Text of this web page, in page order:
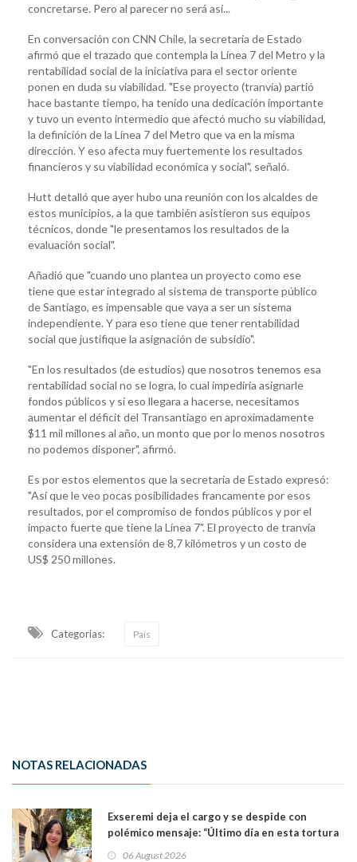
concretarse. Pero al parecer no será así...
En conversación con CNN Chile, la secretaria de Estado
afirmó que el trazado que contempla la Línea 7 del Metro y la
rentabilidad social de la iniciativa para el sector oriente
ponen en duda su viabilidad. "Ese proyecto (tranvía) partió
hace bastante tiempo, ha tenido una dedicación importante
y tuvo un evento intermedio que afectó mucho su viabilidad,
la definición de la Línea 7 del Metro que va en la misma
dirección. Y eso afecta muy fuertemente los resultados
financieros y su viabilidad económica y social", señaló.
Hutt detalló que ayer hubo una reunión con los alcaldes de
estos municipios, a la que también asistieron sus equipos
técnicos, donde "le presentamos los resultados de la
evaluación social".
Añadió que "cuando uno plantea un proyecto como ese
tiene que estar integrado al sistema de transporte público
de Santiago, es impensable que vaya a ser un sistema
independiente. Y para eso tiene que tener rentabilidad
social que justifique la asignación de subsidio".
"En los resultados (de estudios) que nosotros tenemos esa
rentabilidad social no se logra, lo cual impediría asignarle
fondos públicos y si eso llegara a hacerse, necesitamos
aumentar el déficit del Transantiago en aproximadamente
$11 mil millones al año, un monto que por lo menos nosotros
no podemos disponer", afirmó.
Es por estos elementos que la secretaria de Estado expresó:
"Así que le veo pocas posibilidades francamente por esos
resultados, por el compromiso de fondos públicos y por el
impacto fuerte que tiene la Línea 7". El proyecto de tranvía
considera una extensión de 8,7 kilómetros y un costo de
US$ 250 millones.
Categorias: País
NOTAS RELACIONADAS
Exseremi deja el cargo y se despide con
polémico mensaje: “Último día en esta tortura
06 August 2026